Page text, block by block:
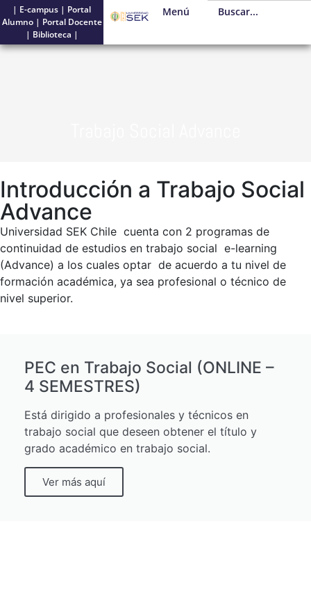
| E-campus | Portal
Alumno| Portal Docente
| Biblioteca |
Menú
Introducción a Trabajo Social
Advance
Universidad SEK Chile cuenta con 2 programas de
continuidad de estudios en trabajo social e-learning
(Advance) a los cuales optar de acuerdo a tu nivel de
formación académica, ya sea profesional o técnico de
nivel superior.
PEC en Trabajo Social (ONLINE –
4 SEMESTRES)
Está dirigido a profesionales y técnicos en
trabajo social que deseen obtener el título y
grado académico en trabajo social.
Ver más aquí